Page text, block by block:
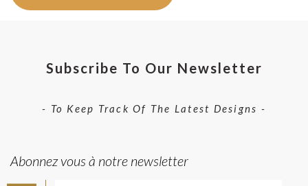
Subscribe To Our Newsletter
- To Keep Track Of The Latest Designs -
Abonnez vous à notre newsletter